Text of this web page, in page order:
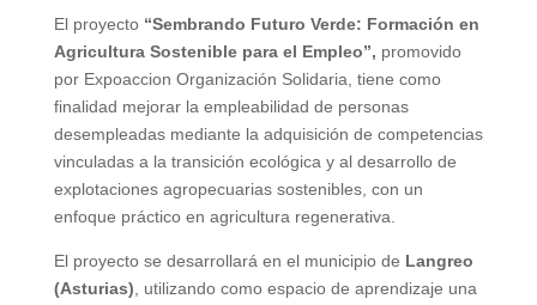
El proyecto “Sembrando Futuro Verde: Formación en
Agricultura Sostenible para el Empleo”, promovido
por Expoaccion Organización Solidaria, tiene como
finalidad mejorar la empleabilidad de personas
desempleadas mediante la adquisición de competencias
vinculadas a la transición ecológica y al desarrollo de
explotaciones agropecuarias sostenibles, con un
enfoque práctico en agricultura regenerativa
El proyecto se desarrollará en el municipio de Langreo
(Asturias) , utilizando como espacio de aprendizaje una